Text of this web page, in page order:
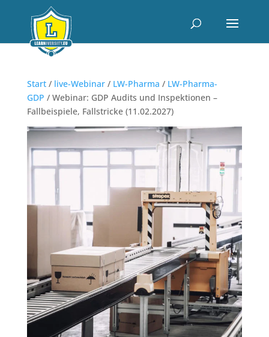
Start/ live-Webinar/ LW-Pharma / LW-Pharma-
GDP / Webinar: GDP Audits und Inspektionen –
Fallbeispiele, Fallstricke (11.02.2027)